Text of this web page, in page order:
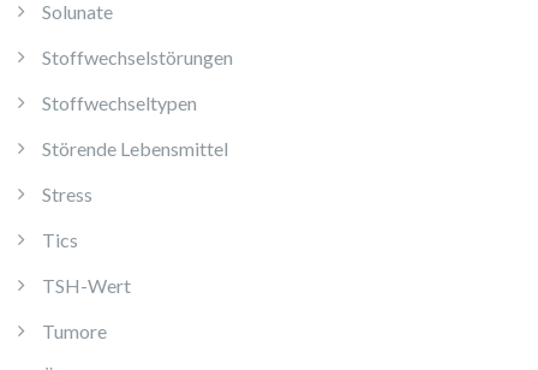
Solunate
Stoffwechselstörungen
Stoffwechseltypen
Störende Lebensmittel
Stress
Tics
TSH-Wert
Tumore